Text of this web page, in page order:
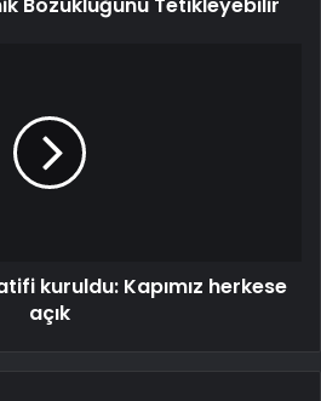
Bozukluğunu Tetikleyebilir
kuruldu: Kapımız herkese
açık